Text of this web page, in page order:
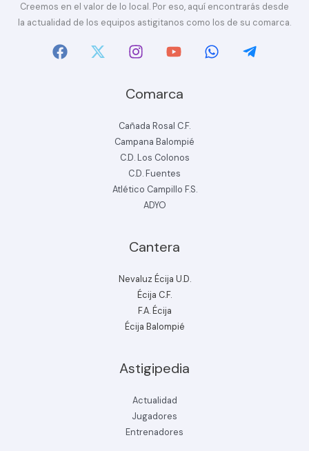
Creemos en el valor de lo local. Por eso, aquí encontrarás desde
la actualidad de los equipos astigitanos como los de su comarca.
Comarca
Cañada Rosal C.F.
Campana Balompié
C.D. Los Colonos
C.D. Fuentes
Atlético Campillo F.S.
ADYO
Cantera
Nevaluz Écija U.D.
Écija C.F.
F.A. Écija
Écija Balompié
Astigipedia
Actualidad
Jugadores
Entrenadores